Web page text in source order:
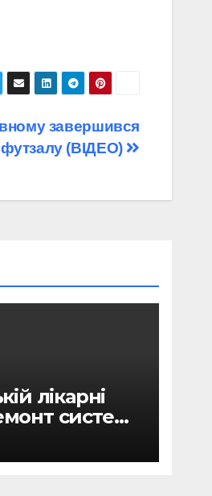
завершився
футзалу (ВІДЕО)
лікарні
системи